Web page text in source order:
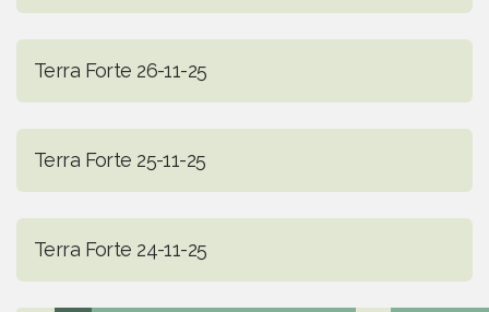
Terra Forte 26-11-25
Terra Forte 25-11-25
Terra Forte 24-11-25